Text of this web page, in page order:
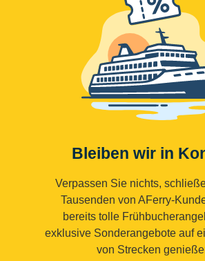
Bleiben wir in
Verpassen Sie nichts,
Tausenden von AFerry-
bereits tolle
exklusive Sonderangebote auf
von Strecken